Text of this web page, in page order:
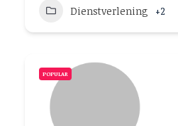
Dienstverlening +2
POPULAR